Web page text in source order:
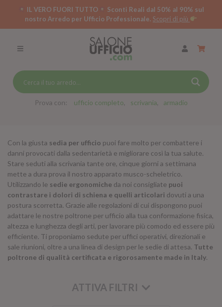
IL VERO FUORI TUTTO
Sconti Reali dal 50% al 90% sul
nostro Arredo per Ufficio Professionale. Scopri di più
Prova con: ufficio completo scrivania armadio
SWING 7020 –
SCRIVANIE SPECIAL DESK
CASSETTIERE
ARMADI
RECEPTION
TAVOLI RIUNIONE
ACCESSORI
Con la giusta sedia per ufficio puoi fare molto per combattere i
danni provocati dalla sedentarietà e migliorare così la tua salute.
Stare seduti alla scrivania tante ore, cinque giorni a settimana
mette a dura prova il nostro apparato musco-scheletrico.
Utilizzando le sedie ergonomiche da noi consigliate puoi
contrastare i dolori di schiena e quelli articolari dovuti a una
postura scorretta. Grazie alle regolazioni di cui dispongono puoi
adattare le nostre poltrone per ufficio alla tua conformazione fisica,
altezza e lunghezza degli arti, per lavorare più comodo ed essere più
efficiente. Ti proponiamo sedute per uffici operativi, direzionali e
sale riunioni, oltre a una linea di design per le sedie di attesa. Tutte
poltrone di qualità certificata e rigorosamente made in Italy.
ATTIVA FILTRI